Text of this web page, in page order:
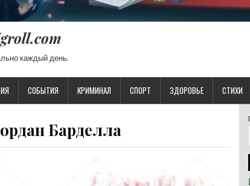
каждый день.
СОБЫТИЯ КРИМИНАЛ СПОРТ ЗДОРОВЬЕ СТИХИ
Барделла